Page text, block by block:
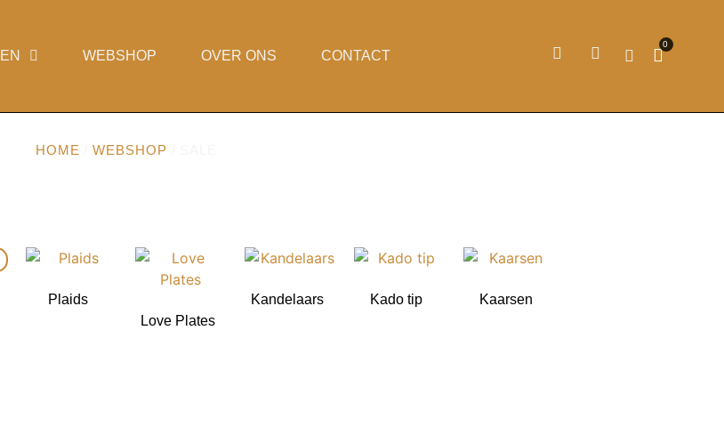
WEBSHOP OVER ONS CONTACT
0
HOME /WEBSHOP
Plaids
Love Plates
Kandelaars Kado tip Kaarsen